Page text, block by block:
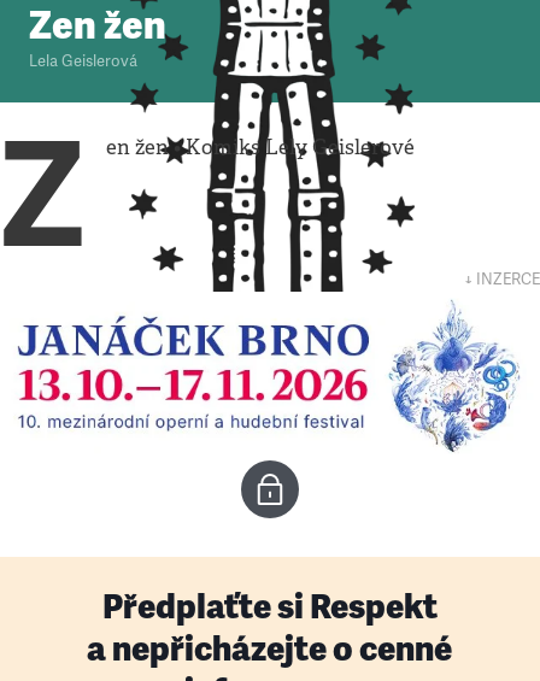
Zen žen
Lela Geislerová
Z en žen • Komiks Lely Geislerové
↓ INZERCE
Předplaťte si Respekt
a nepřicházejte o cenné